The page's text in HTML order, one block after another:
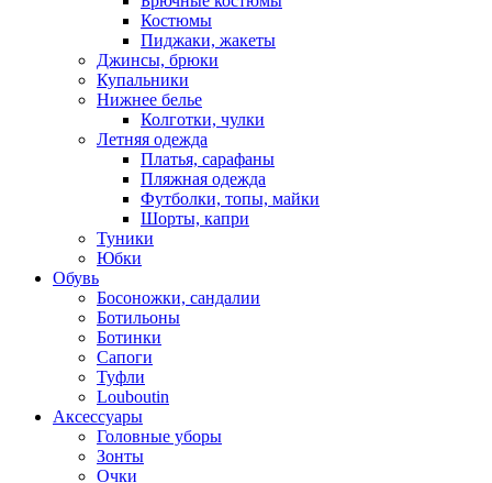
Костюмы
Пиджаки, жакеты
Джинсы, брюки
Купальники
Нижнее белье
Колготки, чулки
Летняя одежда
Платья, сарафаны
Пляжная одежда
Футболки, топы, майки
Шорты, капри
Туники
Юбки
Обувь
Босоножки, сандалии
Ботильоны
Ботинки
Сапоги
Туфли
Louboutin
Аксессуары
Головные уборы
Зонты
Очки